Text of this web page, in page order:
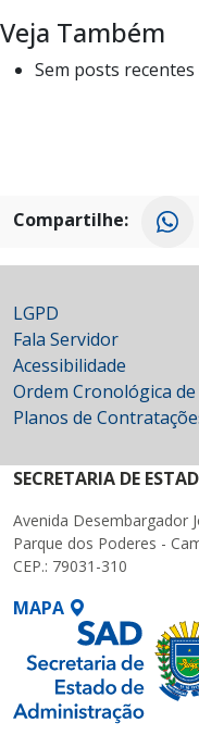
Veja Também
Sem posts
Compartilhe:
LGPD
Fala Servidor
Acessibilidade
Ordem Cronológica
Planos de
SECRETARIA DE
Avenida Desembargador
Parque dos Poderes -
CEP.: 79031-310
MAPA